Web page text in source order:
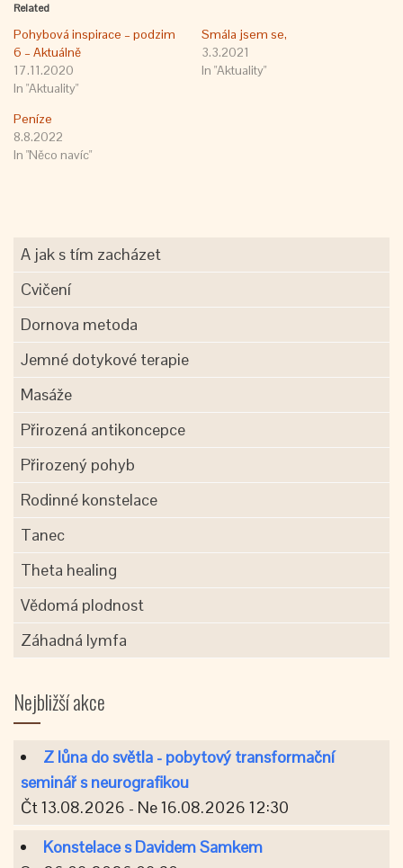
Related
Pohybová inspirace – podzim
6 – Aktuálně
17.11.2020
In "Aktuality"
Smála jsem se,
3.3.2021
In "Aktuality"
Peníze
8.8.2022
In "Něco navíc"
A jak s tím zacházet
Cvičení
Dornova metoda
Jemné dotykové terapie
Masáže
Přirozená antikoncepce
Přirozený pohyb
Rodinné konstelace
Tanec
Theta healing
Vědomá plodnost
Záhadná lymfa
Nejbližší akce
Z lůna do světla - pobytový transformační
seminář s neurografikou
Čt 13.08.2026 - Ne 16.08.2026 12:30
Konstelace s Davidem Samkem